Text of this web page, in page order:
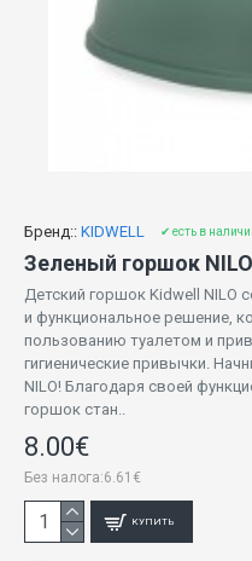
Бренд:: KIDWELL ✔ есть в
Зеленый горшок NILO
Детский горшок Kidwell NILO
и функциональное решение,
пользованию туалетом и
гигиенические привычки.
NILO! Благодаря своей
горшок стан..
8.00€
Без налога:6.61€
КУПИТЬ